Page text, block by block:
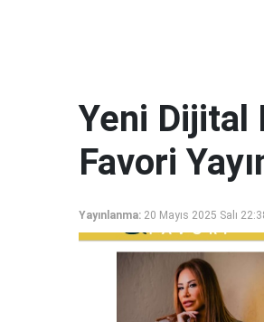
Yeni Dijital
Favori
Yayınlanma: 20 Mayıs 2025 Salı